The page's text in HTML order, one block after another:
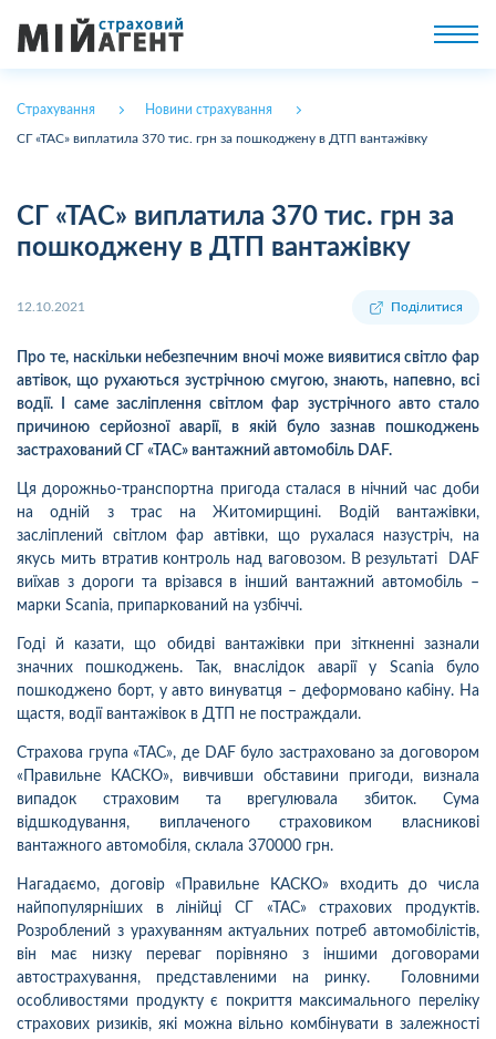
Страхування Новини страхування
СГ «ТАС» виплатила 370 тис. грн за пошкоджену в ДТП вантажівку
СГ «ТАС» виплатила 370 тис. грн за
пошкоджену в ДТП вантажівку
12.10.2021 Поділитися
Про те, наскільки небезпечним вночі може виявитися світло фар
автівок, що рухаються зустрічною смугою, знають, напевно, всі
водії. І саме засліплення світлом фар зустрічного авто стало
причиною серйозної аварії, в якій було зазнав пошкоджень
застрахований СГ «ТАС» вантажний автомобіль DAF.
Ця дорожньо-транспортна пригода сталася в нічний час доби
на одній з трас на Житомирщині. Водій вантажівки,
засліплений світлом фар автівки, що рухалася назустріч, на
якусь мить втратив контроль над ваговозом. В результаті DAF
виїхав з дороги та врізався в інший вантажний автомобіль –
марки Scania, припаркований на узбіччі.
Годі й казати, що обидві вантажівки при зіткненні зазнали
значних пошкоджень. Так, внаслідок аварії у Scania було
пошкоджено борт, у авто винуватця – деформовано кабіну. На
щастя, водії вантажівок в ДТП не постраждали.
Страхова група «ТАС», де DAF було застраховано за договором
«Правильне КАСКО», вивчивши обставини пригоди, визнала
випадок страховим та врегулювала збиток. Сума
відшкодування, виплаченого страховиком власникові
вантажного автомобіля, склала 370000 грн.
Нагадаємо, договір «Правильне КАСКО» входить до числа
найпопулярніших в лінійці СГ «ТАС» страхових продуктів.
Розроблений з урахуванням актуальних потреб автомобілістів,
він має низку переваг порівняно з іншими договорами
автострахування, представленими на ринку. Головними
особливостями продукту є покриття максимального переліку
страхових ризиків, які можна вільно комбінувати в залежності